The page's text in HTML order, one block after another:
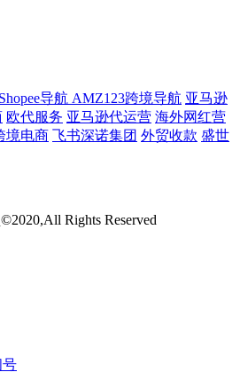
Shopee导航 AMZ123跨境导航 亚马逊
欧代服务 亚马逊代运营 海外网红营
境电商 飞书深诺集团 外贸收款 盛世
©2020,All Rights Reserved
号